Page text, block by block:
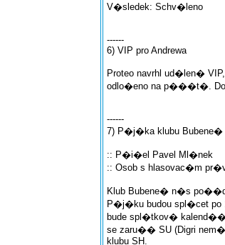
V�sledek: Schv�leno
------
6) VIP pro Andrewa
Proteo navrhl ud�len�
odlo�eno na p���t�.
------
7) P�j�ka klubu Bubene�
:: P�i�el Pavel Ml�nek
:: Osob s hlasovac�m
Klub Bubene� n�s
P�j�ku budou spl�cet
bude spl�tkov�
se zaru�� SU (Digri nem�
klubu SH.